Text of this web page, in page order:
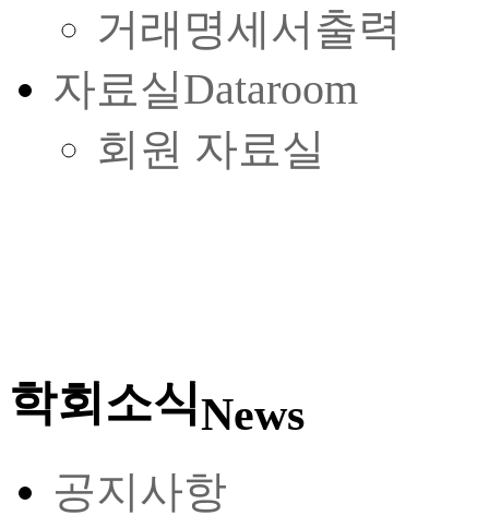
거래명세서출력
자료실Dataroom
회원 자료실
학회소식News
공지사항